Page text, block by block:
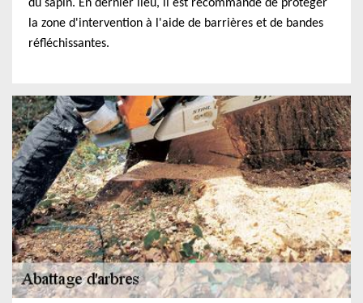
du sapin. En dernier lieu, il est recommandé de protéger
la zone d'intervention à l'aide de barrières et de bandes
réfléchissantes.